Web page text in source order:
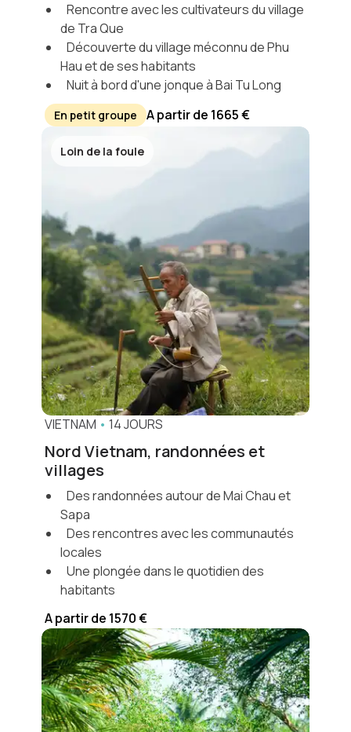
Rencontre avec les cultivateurs du village
de Tra Que
Découverte du village méconnu de Phu
Hau et de ses habitants
Nuit à bord d'une jonque à Bai Tu Long
En petit groupe A partir de 1665 €
Loin de la foule
VIETNAM • 14 JOURS
Nord Vietnam, randonnées et
villages
Des randonnées autour de Mai Chau et
Sapa
Des rencontres avec les communautés
locales
Une plongée dans le quotidien des
habitants
A partir de 1570 €